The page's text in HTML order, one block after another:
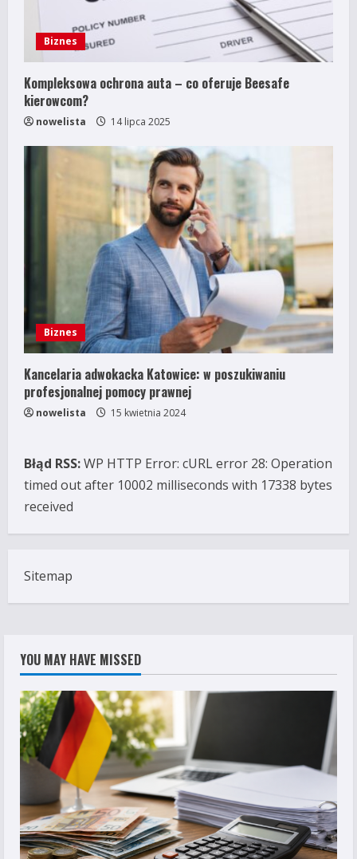
Biznes
Kompleksowa ochrona auta – co oferuje Beesafe
kierowcom?
nowelista 14 lipca 2025
Biznes
Kancelaria adwokacka Katowice: w poszukiwaniu
profesjonalnej pomocy prawnej
nowelista 15 kwietnia 2024
Błąd RSS:WP HTTP Error: cURL error 28: Operation
timed out after 10002 milliseconds with 17338 bytes
received
Sitemap
YOU MAY HAVE MISSED